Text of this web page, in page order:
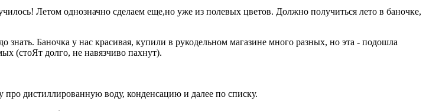
Летом однозначно сделаем еще,но уже из полевых цветов. Должно получиться лето в баночке,
знать. Баночка у нас красивая, купили в рукодельном магазине много разных, но эта - подошла
(стоЯт долго, не навязчиво пахнут).
дистиллированную воду, конденсацию и далее по списку.